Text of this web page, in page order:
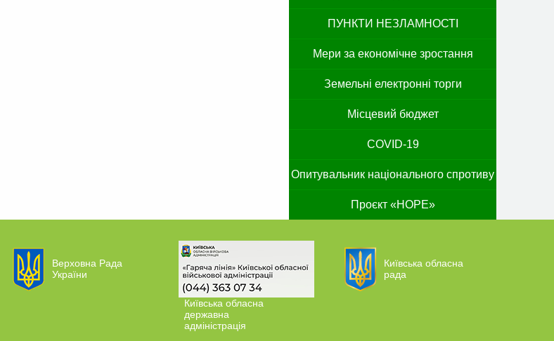
ПУНКТИ НЕЗЛАМНОСТІ
Мери за економічне зростання
Земельні електронні торги
Місцевий бюджет
COVID-19
Опитувальник національного спротиву
Проєкт «HOPE»
Верховна Рада
України
Київська обласна
державна
адміністрація
Київська обласна
рада